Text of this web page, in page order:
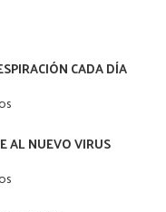
CADA DÍA
AL NUEVO VIRUS